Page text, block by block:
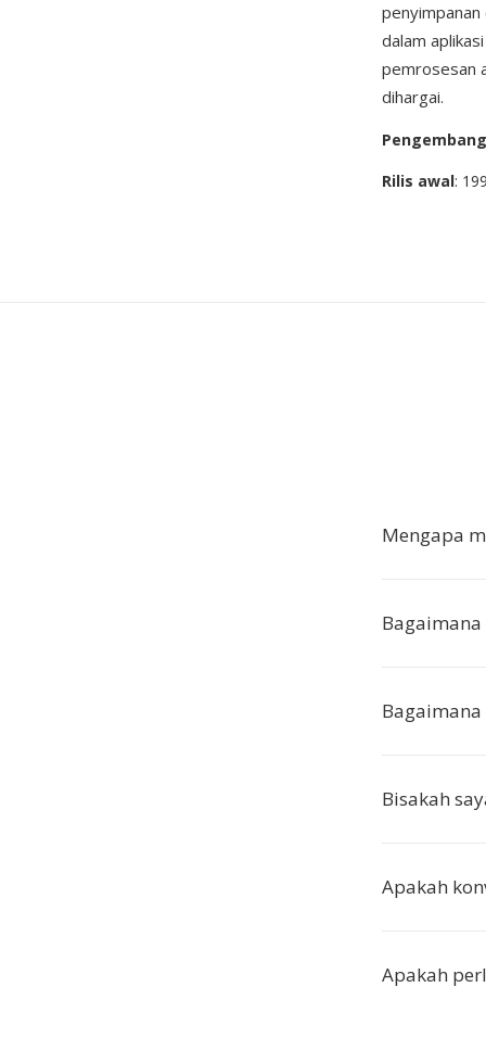
dalam
pemrosesan
dihargai.
Pengembang
Rilis awal:
Mengapa
Bagaimana
Bisakah
Apakah
Apakah